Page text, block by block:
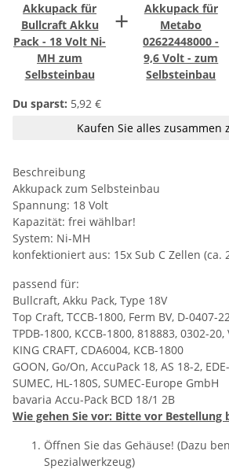
Akkupack für
Bullcraft Akku
Pack - 18 Volt Ni-
MH zum
Selbsteinbau
+
Akkupack für
Metabo
02622448000 -
9,6 Volt - zum
Selbsteinbau
Du sparst: 5,92 €
Kaufen Sie alles zusammen
Beschreibung
Akkupack zum Selbsteinbau
Spannung: 18 Volt
Kapazität: frei wählbar!
System: Ni-MH
konfektioniert aus: 15x Sub C Zellen (ca.
passend für:
Bullcraft, Akku Pack, Type 18V
Top Craft, TCCB-1800, Ferm BV, D-0407-
TPDB-1800, KCCB-1800, 818883, 0302-
KING CRAFT, CDA6004, KCB-1800
GOON, Go/On, AccuPack 18, AS 18-2,
SUMEC, HL-180S, SUMEC-Europe GmbH
bavaria Accu-Pack BCD 18/1 2B
Wie gehen Sie vor: Bitte vor Bestellung
Öffnen Sie das Gehäuse! (Dazu
Spezialwerkzeug)